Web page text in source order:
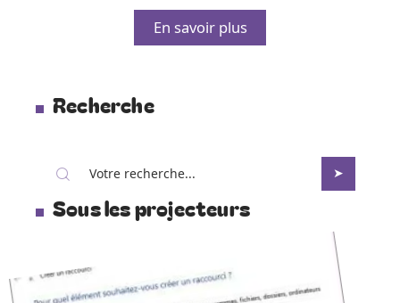
En savoir plus
Recherche
Sous les projecteurs